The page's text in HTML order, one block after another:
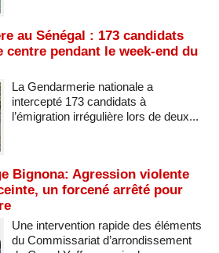
au Sénégal : 173 candidats
centre pendant le week-end du
La Gendarmerie nationale a
intercepté 173 candidats à
l’émigration irrégulière lors de deux...
Bignona: Agression violente
un forcené arrêté pour
Une intervention rapide des éléments
du Commissariat d’arrondissement